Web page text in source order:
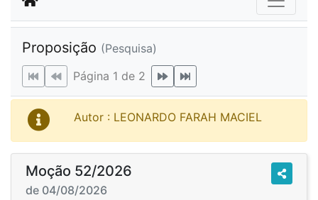
Proposição (Pesquisa)
Página 1 de 2
Autor : LEONARDO FARAH MACIEL
Moção 52/2026
de 04/08/2026